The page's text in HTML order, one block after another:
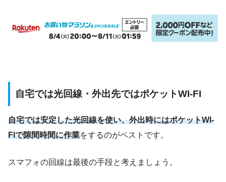
自宅では光回線・外出先ではポケットWI-FI
自宅では安定した光回線を使い、外出時にはポケットWI-
FIで隙間時間に作業をするのがベストです。
スマフォの回線は最後の手段と考えましょう。